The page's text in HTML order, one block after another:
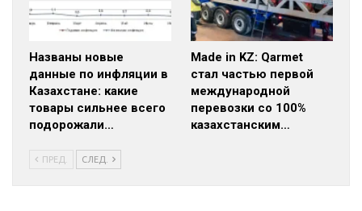
Названы новые
данные по инфляции в
Казахстане: какие
товары сильнее всего
подорожали…
Made in KZ: Qarmet
стал частью первой
международной
перевозки со 100%
казахстанским…
ПРЕД. СЛЕД.